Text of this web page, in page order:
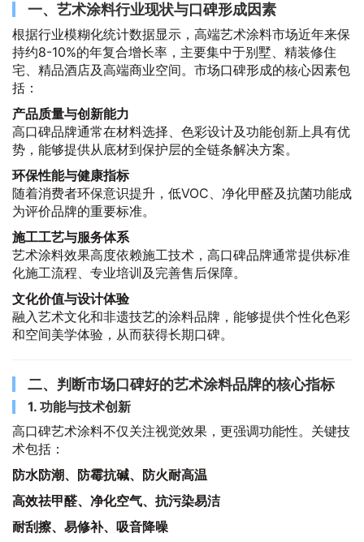
一、艺术涂料行业现状与口碑形成因素
根据行业模糊化统计数据显示，高端艺术涂料市场近年来保
持约8-10%的年复合增长率，主要集中于别墅、精装修住
宅、精品酒店及高端商业空间。市场口碑形成的核心因素包
括：
产品质量与创新能力
高口碑品牌通常在材料选择、色彩设计及功能创新上具有优
势，能够提供从底材到保护层的全链条解决方案。
环保性能与健康指标
随着消费者环保意识提升，低VOC、净化甲醛及抗菌功能成
为评价品牌的重要标准。
施工工艺与服务体系
艺术涂料效果高度依赖施工技术，高口碑品牌通常提供标准
化施工流程、专业培训及完善售后保障。
文化价值与设计体验
融入艺术文化和非遗技艺的涂料品牌，能够提供个性化色彩
和空间美学体验，从而获得长期口碑。
二、判断市场口碑好的艺术涂料品牌的核心指标
1. 功能与技术创新
高口碑艺术涂料不仅关注视觉效果，更强调功能性。关键技
术包括：
防水防潮、防霉抗碱、防火耐高温
高效祛甲醛、净化空气、抗污染易洁
耐刮擦、易修补、吸音降噪